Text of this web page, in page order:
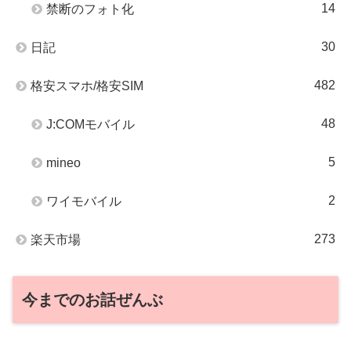
禁断のフォト化 14
日記 30
格安スマホ/格安SIM 482
J:COMモバイル 48
mineo 5
ワイモバイル 2
楽天市場 273
今までのお話ぜんぶ